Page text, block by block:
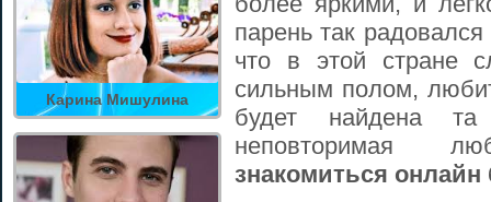
Карина Мишулина
парень так
что в этой стране
сильным полом,
будет найдена
неповторимая
знакомиться онлайн